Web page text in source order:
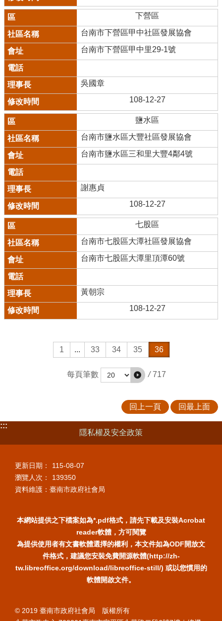
下營區
台南市下營區甲中社區發展協會
台南市下營區甲中里29-1號
吳國章
108-12-27
鹽水區
台南市鹽水區大豐社區發展協會
台南市鹽水區三和里大豐4鄰4號
謝惠貞
108-12-27
七股區
台南市七股區大潭社區發展協會
台南市七股區大潭里頂潭60號
黃朝宗
108-12-27
1 ... 33 34 35 36
每頁筆數 / 717
回上一頁 回最上面
:::
隱私權及安全政策
更新日期：
115-08-07
瀏覽人次：
139350
資料維護：臺南市政府社會局
本網站提供之下檔案如為*.pdf格式，請先下載及安裝Acrobat
reader軟體，方可閱覽
為提供使用者有文書軟體選擇的權利，本文件如為ODF開放文
件格式，建議您安裝免費開源軟體(http://zh-
tw.libreoffice.org/download/libreoffice-still/) 或以您慣用的
軟體開啟文件。
© 2019 臺南市政府社會局 版權所有